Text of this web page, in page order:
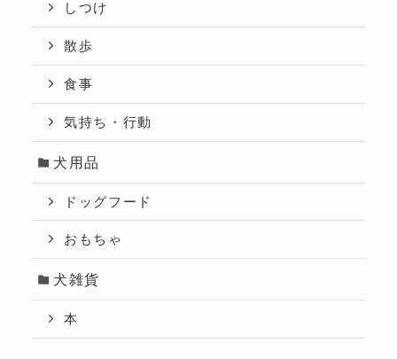
しつけ
散歩
食事
気持ち・行動
犬用品
ドッグフード
おもちゃ
犬雑貨
本